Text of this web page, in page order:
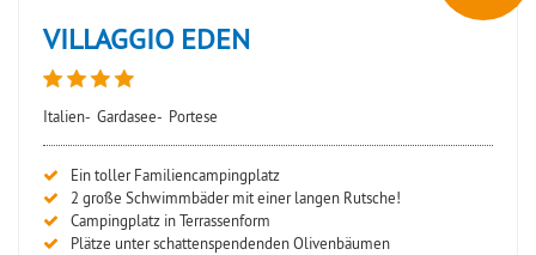
VILLAGGIO EDEN
Italien- Gardasee- Portese
Ein toller Familiencampingplatz
2 große Schwimmbäder mit einer langen Rutsche!
Campingplatz in Terrassenform
Plätze unter schattenspendenden Olivenbäumen